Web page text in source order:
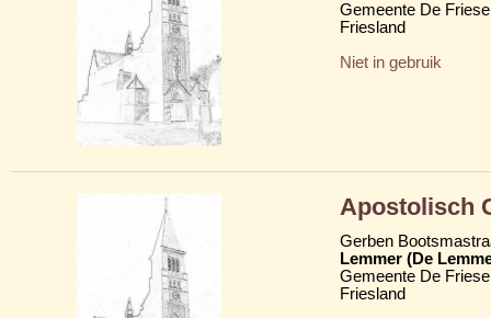
Gemeente De
Friesland
Niet in gebruik
Apostolisch
Gerben
Lemmer (De
Gemeente De
Friesland